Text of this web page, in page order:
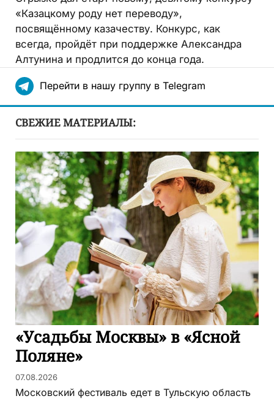
«Казацкому роду нет переводу»,
посвящённому казачеству. Конкурс, как
всегда, пройдёт при поддержке Александра
Алтунина и продлится до конца года.
Перейти в нашу группу в Telegram
СВЕЖИЕ МАТЕРИАЛЫ:
«Усадьбы Москвы» в «Ясной
Поляне»
07.08.2026
Московский фестиваль едет в Тульскую область